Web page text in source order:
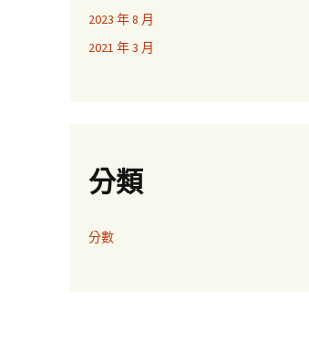
2023 年 8 月
2021 年 3 月
分類
分數